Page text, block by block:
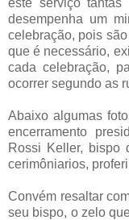
este serviço tantas
desempenha um
celebração, pois
que é necessário,
cada celebração,
ocorrer segundo as
Abaixo algumas
encerramento
Rossi Keller, bispo
cerimôniarios,
Convém resaltar
seu bispo, o zelo